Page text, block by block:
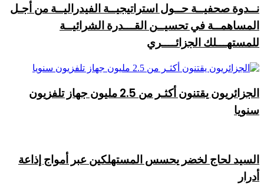
نــدوة صحفيــة حــول استراتيجيــة الفيدراليــة من أجـل
المساهمــة في تحسيــن القـــدرة الشرائيــة
للمستهـــلك الجزائــــري
الجزائريون يقتنون أكثـر من 2.5 مليون جهاز تلفزيون
سنويا
السيد لحاج لخضر يحسس المستهلكين عبر أمواج إذاعة
أدرار